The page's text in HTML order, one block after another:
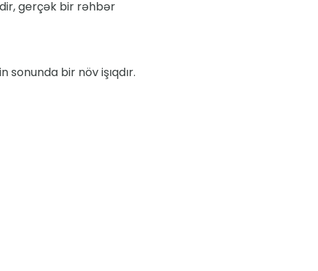
gerçək bir rəhbər
sonunda bir növ işıqdır.